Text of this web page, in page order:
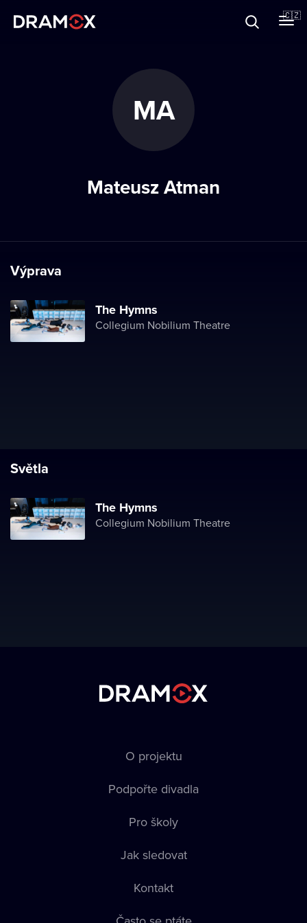
🇨🇿
MA
Mateusz Atman
Výprava
The Hymns
Collegium Nobilium Theatre
Světla
The Hymns
Collegium Nobilium Theatre
O projektu
Podpořte divadla
Pro školy
Jak sledovat
Kontakt